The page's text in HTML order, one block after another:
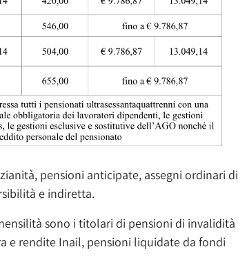
pensioni anticipate, assegni ordinari di
e indiretta.
sono i titolari di pensioni di invalidità
e rendite Inail, pensioni liquidate da fondi